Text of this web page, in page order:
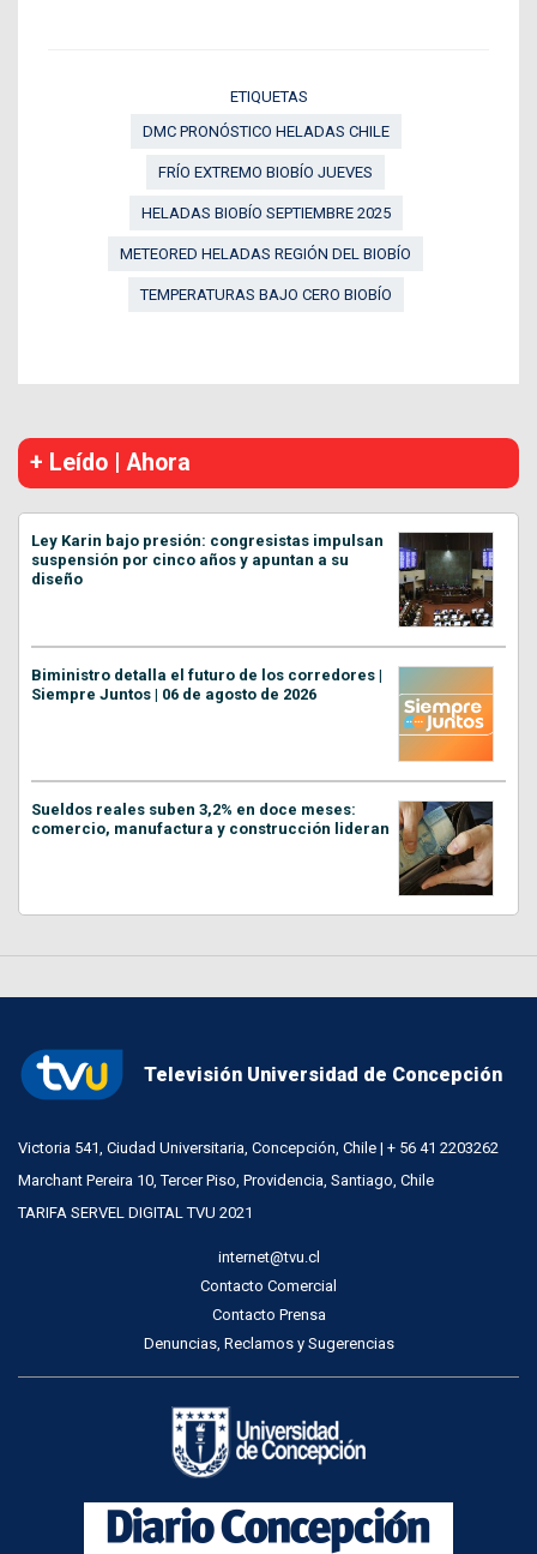
ETIQUETAS
DMC PRONÓSTICO HELADAS CHILE
FRÍO EXTREMO BIOBÍO JUEVES
HELADAS BIOBÍO SEPTIEMBRE 2025
METEORED HELADAS REGIÓN DEL BIOBÍO
TEMPERATURAS BAJO CERO BIOBÍO
+ Leído | Ahora
Ley Karin bajo presión: congresistas impulsan
suspensión por cinco años y apuntan a su
diseño
Biministro detalla el futuro de los corredores |
Siempre Juntos | 06 de agosto de 2026
Sueldos reales suben 3,2% en doce meses:
comercio, manufactura y construcción lideran
Televisión Universidad de Concepción
Victoria 541, Ciudad Universitaria, Concepción, Chile | + 56 41 2203262
Marchant Pereira 10, Tercer Piso, Providencia, Santiago, Chile
TARIFA SERVEL DIGITAL TVU 2021
internet@tvu.cl
Contacto Comercial
Contacto Prensa
Denuncias, Reclamos y Sugerencias